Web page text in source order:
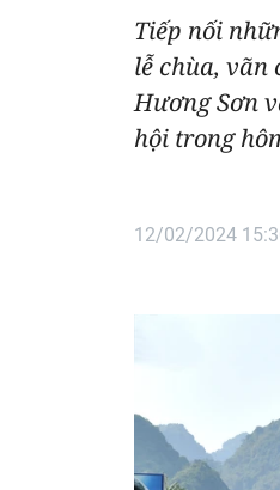
Tiếp nối
lễ chùa, vãn
Hương Sơn
hội trong
12/02/2024